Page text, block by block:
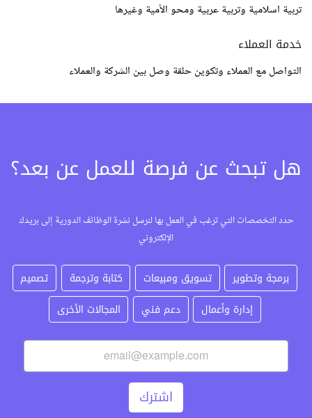
تربية اسلامية وتربية عربية ومحو الأمية وغيرها
خدمة العملاء
التواصل مع العملاء وتكوين حلقة وصل بين الشركة والعملاء
هل تبحث عن فرصة للعمل عن بعد؟
حدد التخصصات التي ترغب في العمل بها لنرسل نشرة الوظائف الدورية إلى بريدك
الإلكتروني
برمجة وتطوير تسويق ومبيعات كتابة وترجمة
تصميم
إدارة وأعمال
دعم فني المجالات الأخرى
اشترك